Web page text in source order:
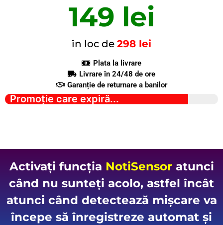
149 lei
în loc de 298 lei
Plata la livrare
Livrare în 24/48 de ore
Garanție de returnare a banilor
Promoție care expiră...
Activați funcția NotiSensoratunci
când nu sunteți acolo, astfel încât
atunci când detectează mișcare va
începe să înregistreze automat și